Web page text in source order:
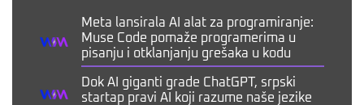
Meta lansirala AI alat za programiranje:
Muse Code pomaže programerima u
pisanju i otklanjanju grešaka u kodu
Dok AI giganti grade ChatGPT, srpski
startap pravi AI koji razume naše jezike